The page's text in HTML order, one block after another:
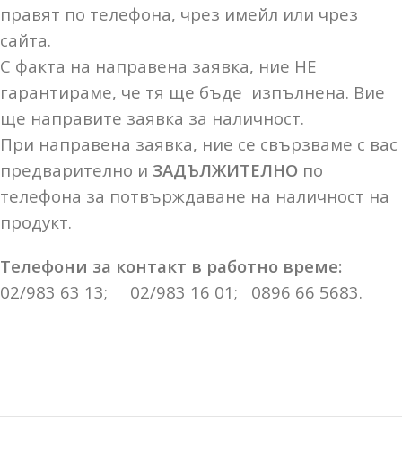
правят по телефона, чрез имейл или чрез
сайта.
С факта на направена заявка, ние НЕ
гарантираме, че тя ще бъде изпълнена. Вие
ще направите заявка за наличност.
При направена заявка, ние се свързваме с вас
предварително и ЗАДЪЛЖИТЕЛНО по
телефона за потвърждаване на наличност на
продукт.
Телефони за контакт в работно време:
02/983 63 13; 02/983 16 01; 0896 66 5683.